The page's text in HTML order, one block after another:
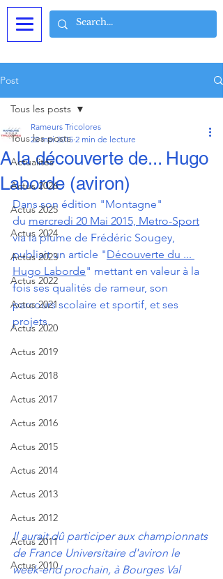
Post
Tous les posts
Actualités
Actus 2026
Actus 2025
Actus 2024
Actus 2023
Actus 2022
Actus 2021
Actus 2020
Actus 2019
Actus 2018
Actus 2017
Actus 2016
Actus 2015
Actus 2014
Actus 2013
Actus 2012
Actus 2011
Actus 2010
Tous les posts
A la découverte de... Hugo
Laborde (aviron)
Rameurs Tricolores
22 mai 2015 2 min de lecture
Dans son édition "Montagne"
du mercredi 20 Mai 2015, Metro-Sport
via la plume de Frédéric Sougey,
publiait un article "Découverte du ...
Hugo Laborde" mettant en valeur à la
fois ses qualités de rameur, son
parcours scolaire et sportif, et ses
projets.
Il aurait dû participer aux championnats
de France Universitaire d'aviron le
week-end prochain, à Bourges Val